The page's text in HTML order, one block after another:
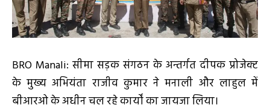
BRO Manali: सीमा सड़क संगठन के अन्तर्गत दीपक प्रोजेक्ट
के मुख्य अभियंता राजीव कुमार ने मनाली और लाहुल में
बीआरओ के अधीन चल रहे कार्यों का जायजा लिया।